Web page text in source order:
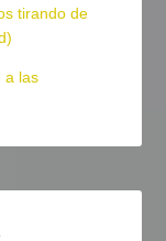
tirando de
a las